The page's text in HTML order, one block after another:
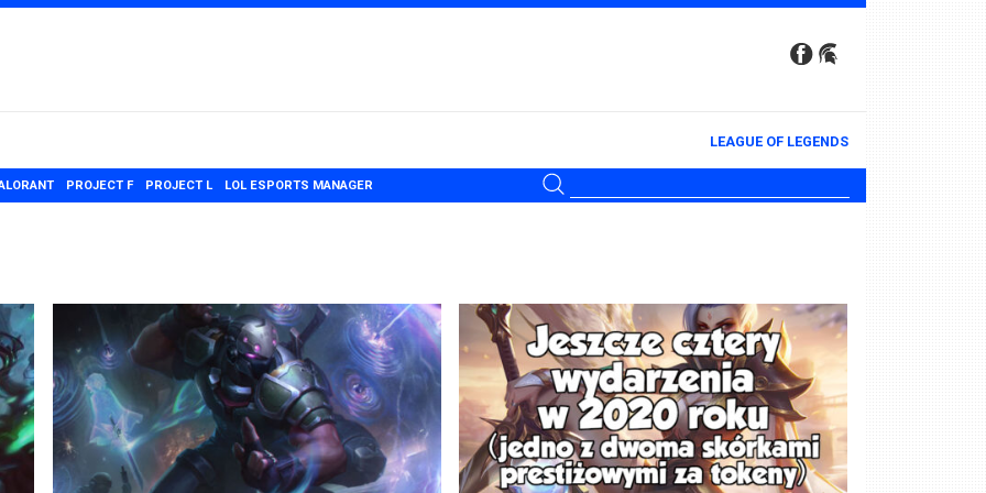
LEAGUE OF LEGENDS
PROJECT F PROJECT L LOL ESPORTS MANAGER